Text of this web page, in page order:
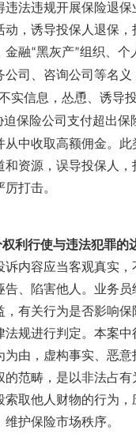
违法违规开展保险退保
动，诱导投保人退保
金融“黑灰产”组织、个
公司、咨询公司等名义
实信息，怂恿、诱导
迫保险公司支付超出
从中收取高额佣金。此
和资源，误导投保人
打击。
利行使与违法犯罪的
诉内容应当客观真实，
告、陷害他人。业务员
，有关行为是否影响
法规进行判定。本案中
为由，虚构事实、恶意
的范畴，是以非法占
索取他人财物的行为，
护保险市场秩序。